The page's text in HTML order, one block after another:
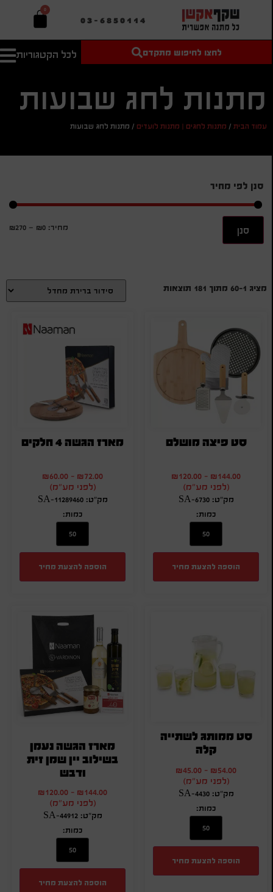
03-6850114
0
לכל הקטגוריות
טקסט חופשי
מחיר מיני'
מחיר מקס'
לחצו לחיפוש מתקדם
מתנות לחג שבועות
עמוד הבית/ מתנות לחגים | מתנות לועדים/ מתנות לחג שבועות
סנן לפי מחיר
סנן מחיר: ₪0
—
₪270
מציג 1–60 מתוך 181 תוצאות
סט פיצה מושלם
₪144.00
-
₪120.00
(לפני מע"מ)
מק"ט: SA-6730
כמות:
הוספה להצעת מחיר
מארז הגשה 4 חלקים
₪72.00
-
₪60.00
(לפני מע"מ)
מק"ט: SA-11289460
כמות:
הוספה להצעת מחיר
סט ממותג לשתייה
קלה
₪54.00
-
₪45.00
(לפני מע"מ)
מק"ט: SA-4430
כמות:
הוספה להצעת מחיר
מארז הגשה נעמן
בשילוב יין שמן זית
ודבש
₪144.00
-
₪120.00
(לפני מע"מ)
מק"ט: SA-44912
כמות:
הוספה להצעת מחיר